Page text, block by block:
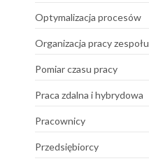
Optymalizacja procesów
Organizacja pracy zespołu
Pomiar czasu pracy
Praca zdalna i hybrydowa
Pracownicy
Przedsiębiorcy